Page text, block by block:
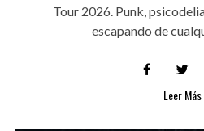
Tour 2026. Punk,
escapando de
Leer Más